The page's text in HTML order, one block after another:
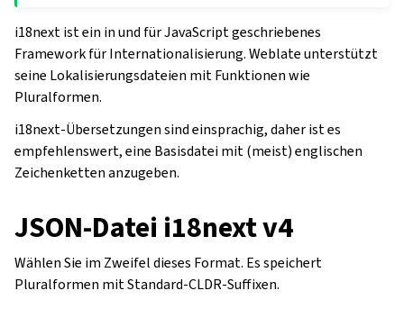
i18next ist ein in und für JavaScript geschriebenes
Framework für Internationalisierung. Weblate unterstützt
seine Lokalisierungsdateien mit Funktionen wie
Pluralformen.
i18next-Übersetzungen sind einsprachig, daher ist es
empfehlenswert, eine Basisdatei mit (meist) englischen
Zeichenketten anzugeben.
JSON-Datei i18next v4
Wählen Sie im Zweifel dieses Format. Es speichert
Pluralformen mit Standard-CLDR-Suffixen.